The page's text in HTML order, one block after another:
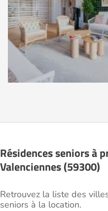
Résidences seniors à
Valenciennes (59300)
Retrouvez la liste des
seniors à la location.